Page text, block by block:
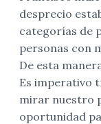
desprecio
categorías de
personas con
De esta
Es imperativo
mirar nuestro
oportunidad